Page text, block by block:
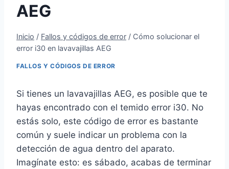
AEG
Inicio / Fallos y códigos de error / Cómo solucionar el
error i30 en lavavajillas AEG
FALLOS Y CÓDIGOS DE ERROR
Si tienes un lavavajillas AEG, es posible que te
hayas encontrado con el temido error i30. No
estás solo, este código de error es bastante
común y suele indicar un problema con la
detección de agua dentro del aparato.
Imagínate esto: es sábado, acabas de terminar